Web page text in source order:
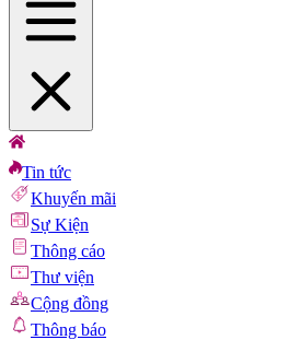
Tin tức
Khuyến mãi
Sự Kiện
Thông cáo
Thư viện
Cộng đồng
Thông báo